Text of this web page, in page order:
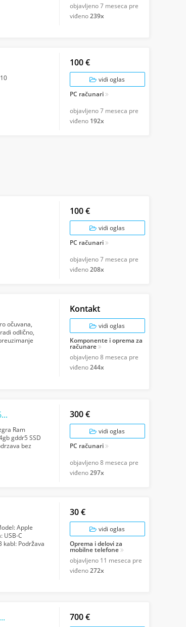
objavljeno7 meseca pre
viđeno239x
100 €
vidi oglas
PC računari
objavljeno7 meseca pre
viđeno 192x
100 €
vidi oglas
PC računari
objavljeno7 meseca pre
viđeno208x
očuvana,
odlično,
Kontakt
vidi oglas
Komponente i oprema za
računare
objavljeno8 meseca pre
viđeno244x
Gaming Dell Optiplex i5 6500,Gtx 1650,16gb ddr4,256gb nvme
Ram
gddr5 SSD
bez
300 €
vidi oglas
PC računari
objavljeno8 meseca pre
viđeno297x
Apple
USB-C
kabl: Podržava
30 €
vidi oglas
Oprema i delovi za
mobilne telefone
objavljeno 11 meseca pre
viđeno272x
Нови дигитални миксери, аналогни миксери, стриминг миксери 700 €